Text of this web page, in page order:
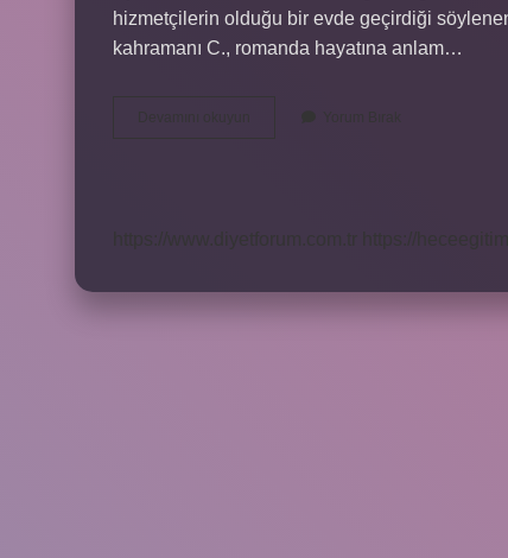
hizmetçilerin olduğu bir evde geçirdiği
kahramanı C., romanda hayatına anlam…